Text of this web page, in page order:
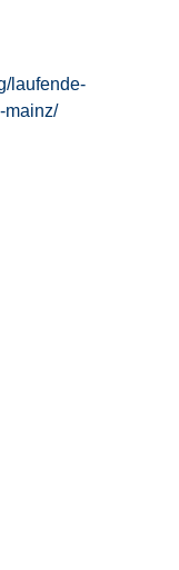
laufende-
mainz/